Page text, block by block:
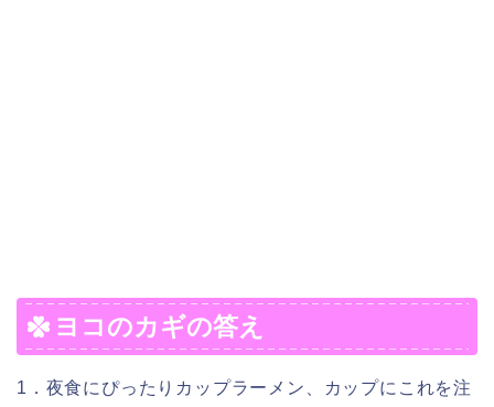
ヨコのカギの答え
1．夜食にぴったりカップラーメン、カップにこれを注